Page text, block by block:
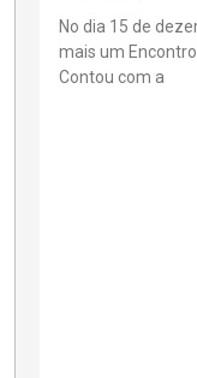
No dia 15 de
mais um Encontro
Contou com a